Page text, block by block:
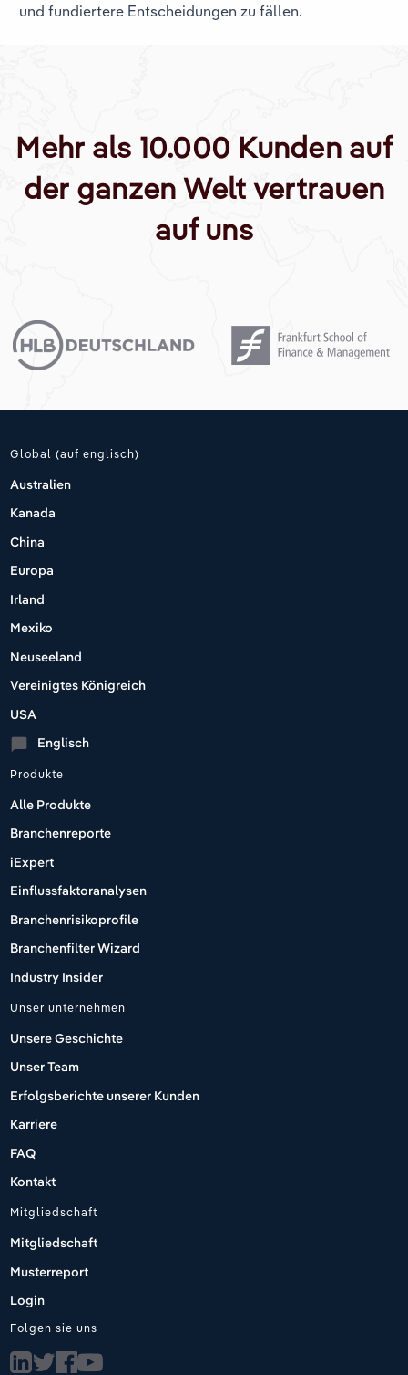
und fundiertere Entscheidungen zu fällen.
Mehr als 10.000 Kunden auf
der ganzen Welt vertrauen
auf uns
Global (auf englisch)
Australien
Kanada
China
Europa
Irland
Mexiko
Neuseeland
Vereinigtes Königreich
USA
chat_bubble Englisch
Produkte
Alle Produkte
Branchenreporte
iExpert
Einflussfaktoranalysen
Branchenrisikoprofile
Branchenfilter Wizard
Industry Insider
Unser unternehmen
Unsere Geschichte
Unser Team
Erfolgsberichte unserer Kunden
Karriere
FAQ
Kontakt
Mitgliedschaft
Mitgliedschaft
Musterreport
Login
Folgen sie uns